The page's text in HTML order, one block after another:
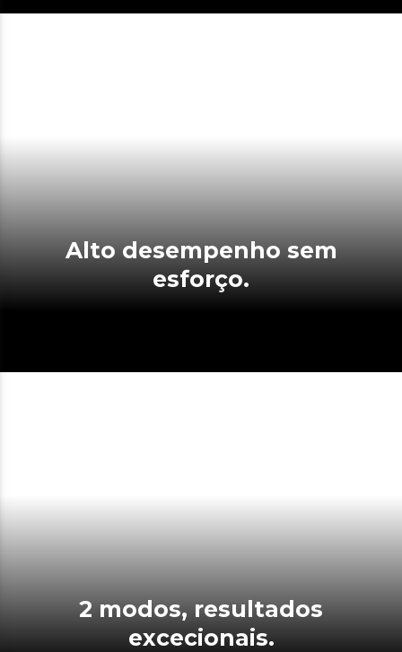
Alto desempenho sem
esforço.
2 modos, resultados
excecionais.